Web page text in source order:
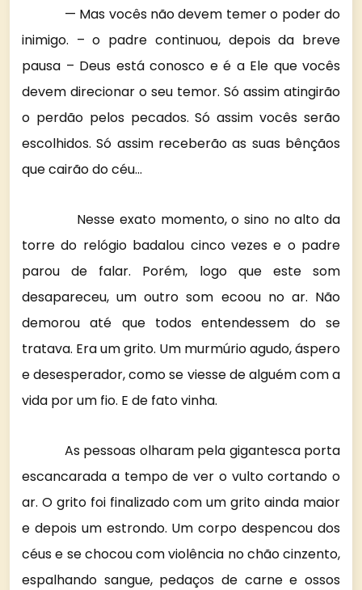
— Mas vocês não devem temer o poder do
inimigo. – o padre continuou, depois da breve
pausa – Deus está conosco e é a Ele que vocês
devem direcionar o seu temor. Só assim atingirão
o perdão pelos pecados. Só assim vocês serão
escolhidos. Só assim receberão as suas bênçãos
que cairão do céu…
Nesse exato momento, o sino no alto da
torre do relógio badalou cinco vezes e o padre
parou de falar. Porém, logo que este som
desapareceu, um outro som ecoou no ar. Não
demorou até que todos entendessem do se
tratava. Era um grito. Um murmúrio agudo, áspero
e desesperador, como se viesse de alguém com a
vida por um fio. E de fato vinha.
As pessoas olharam pela gigantesca porta
escancarada a tempo de ver o vulto cortando o
ar. O grito foi finalizado com um grito ainda maior
e depois um estrondo. Um corpo despencou dos
céus e se chocou com violência no chão cinzento,
espalhando sangue, pedaços de carne e ossos